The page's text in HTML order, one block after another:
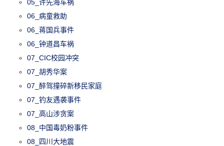
05_许先海车祸
06_病童救助
06_蒋国兵事件
06_钟道昌车祸
07_CIC校园冲突
07_胡秀华案
07_醉驾撞碎新移民家庭
07_钓友遇袭事件
07_高山涉贪案
08_中国毒奶粉事件
08_四川大地震